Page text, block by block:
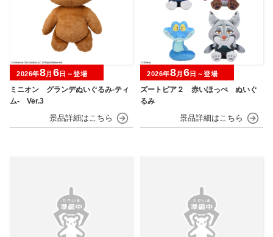
ミニオン グランデぬいぐるみ‐ティ
ム‐ Ver.3
2026年8月 6 日～登場
ズートピア２ 赤いほっぺ ぬいぐ
るみ
2026年8月 6 日～登場